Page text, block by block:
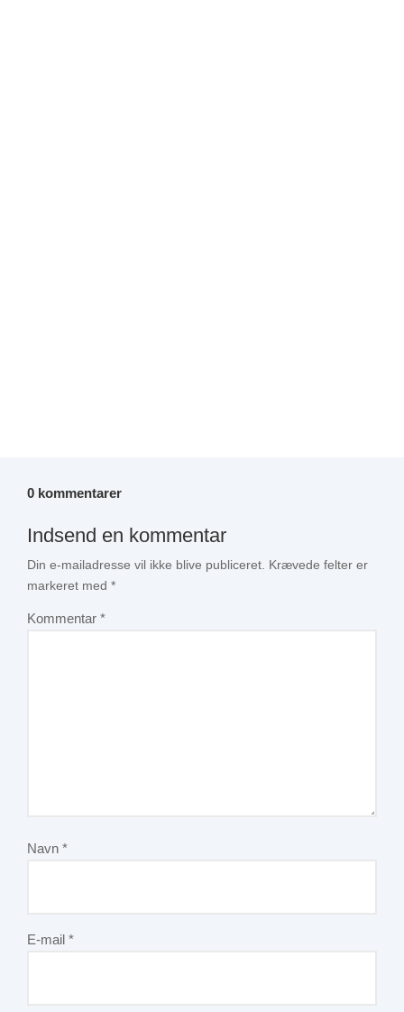
0 kommentarer
Indsend en kommentar
Din e-mailadresse vil ikke blive publiceret. Krævede felter er
markeret med *
Kommentar *
Navn *
E-mail *